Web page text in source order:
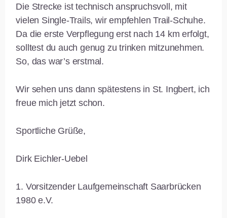
Die Strecke ist technisch anspruchsvoll, mit
vielen Single-Trails, wir empfehlen Trail-Schuhe.
Da die erste Verpflegung erst nach 14 km erfolgt,
solltest du auch genug zu trinken mitzunehmen.
So, das war’s erstmal.
Wir sehen uns dann spätestens in St. Ingbert, ich
freue mich jetzt schon.
Sportliche Grüße,
Dirk Eichler-Uebel
1. Vorsitzender Laufgemeinschaft Saarbrücken
1980 e.V.